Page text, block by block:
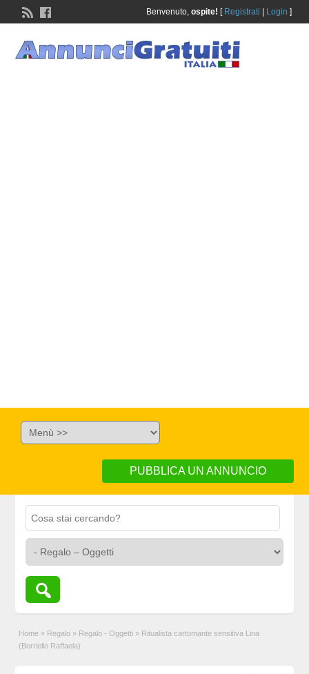
Benvenuto, ospite! [ Registrati Login ]
PUBBLICA UN ANNUNCIO
Home » Regalo » Regalo - Oggetti » Ritualista cartomante sensitiva Lina
(Borriello Raffaela)